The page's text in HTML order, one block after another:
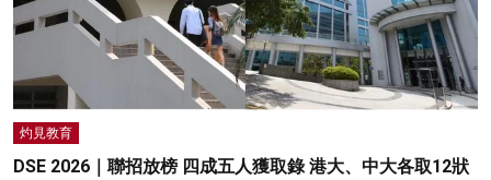
灼見教育
DSE 2026｜聯招放榜 四成五人獲取錄 港大、中大各取12狀